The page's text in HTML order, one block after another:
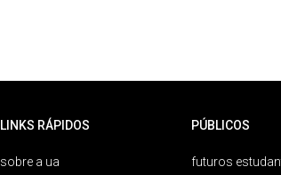
LINKS RÁPIDOS
sobre a ua
PÚBLICOS
futuros